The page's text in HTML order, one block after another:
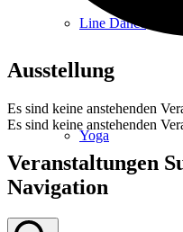
Line Dance
Yoga
Ausstellung
Es sind keine anstehenden
Es sind keine anstehenden
Veranstaltungen
Navigation